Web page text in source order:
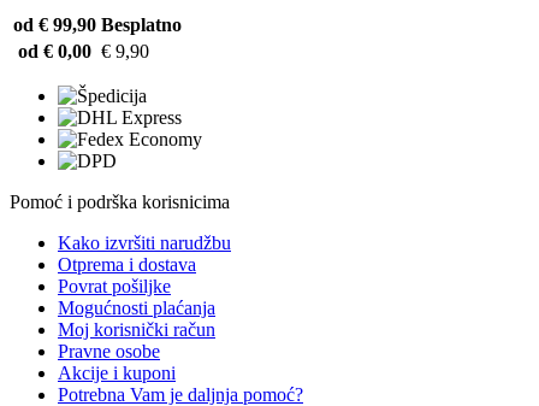
od € 99,90 Besplatno
od € 0,00 € 9,90
Pomoć i podrška korisnicima
Kako izvršiti narudžbu
Otprema i dostava
Povrat pošiljke
Mogućnosti plaćanja
Moj korisnički račun
Pravne osobe
Akcije i kuponi
Potrebna Vam je daljnja pomoć?